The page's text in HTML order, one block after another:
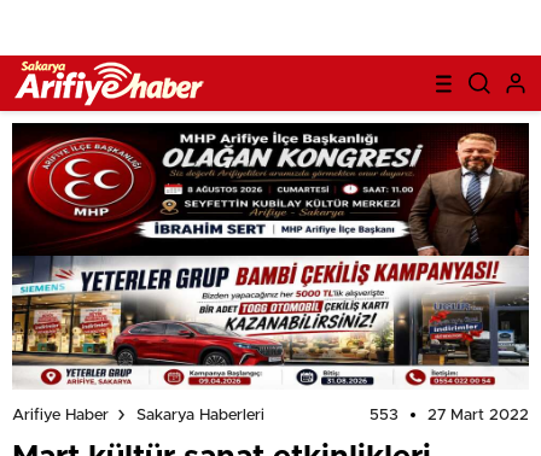
Arifiye Haber Sakarya Haberleri 553 27 Mart 2022